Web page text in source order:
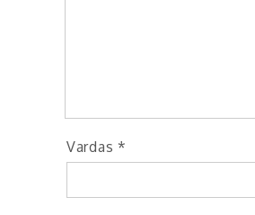
Vardas *